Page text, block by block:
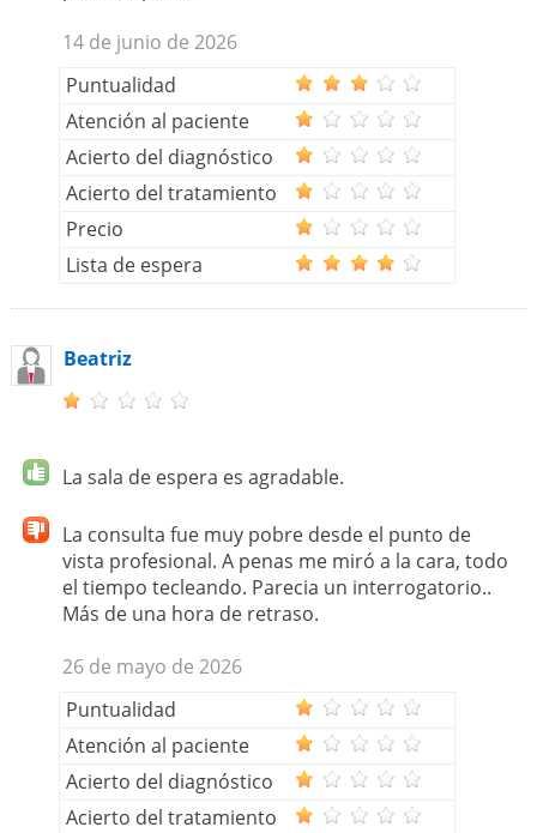
14 de junio de 2026
Puntualidad
Atención al paciente
Acierto del diagnóstico
Acierto del tratamiento
Precio
Lista de espera
Beatriz
La sala de espera es agradable.
La consulta fue muy pobre desde el punto de
vista profesional. A penas me miró a la cara, todo
el tiempo tecleando. Parecia un interrogatorio..
Más de una hora de retraso.
26 de mayo de 2026
Puntualidad
Atención al paciente
Acierto del diagnóstico
Acierto del tratamiento